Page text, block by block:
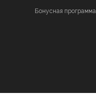
Бонусная программа